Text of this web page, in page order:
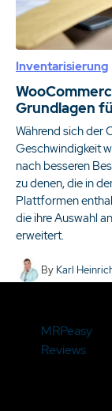
Inventarisierung
Grundlagen
Während sich der
Geschwindigkeit
nach besseren
zu denen, die in
Plattformen
die ihre Auswahl
erweitert.
By Karl
MRPeasy
Reviews